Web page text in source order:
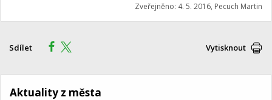
Zveřejněno: 4. 5. 2016, Pecuch Martin
Sdílet Vytisknout
Aktuality z města